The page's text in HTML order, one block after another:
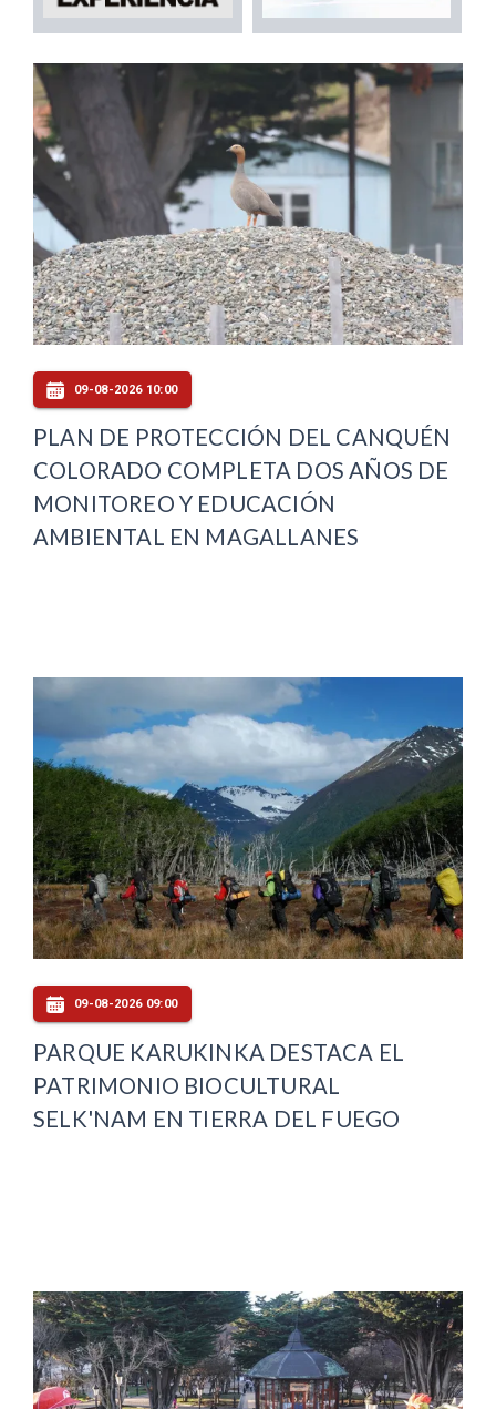
09-08-2026 10:00
PLAN DE PROTECCIÓN DEL CANQUÉN
COLORADO COMPLETA DOS AÑOS DE
MONITOREO Y EDUCACIÓN
AMBIENTAL EN MAGALLANES
09-08-2026 09:00
PARQUE KARUKINKA DESTACA EL
PATRIMONIO BIOCULTURAL
SELK'NAM EN TIERRA DEL FUEGO